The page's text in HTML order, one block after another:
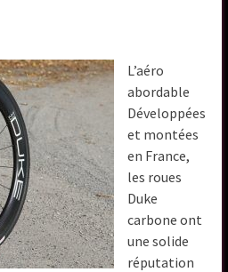
L’aéro
abordable
Développées
et montées
en France,
les roues
Duke
carbone ont
une solide
réputation